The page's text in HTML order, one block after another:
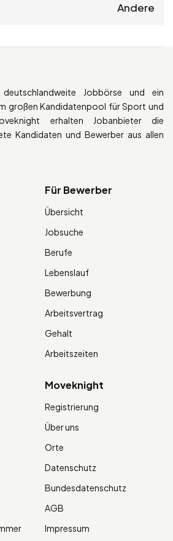
Andere
Jobbörse und ein
großen Kandidatenpool für Sport und
erhalten Jobanbieter die
Kandidaten und Bewerber aus allen
Für Bewerber
Übersicht
Jobsuche
Berufe
Lebenslauf
Bewerbung
Arbeitsvertrag
Gehalt
Arbeitszeiten
Moveknight
Registrierung
Über uns
Orte
Datenschutz
Bundesdatenschutz
AGB
Impressum